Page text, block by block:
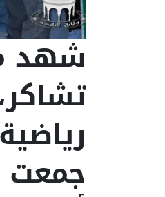
شهد
جمعت